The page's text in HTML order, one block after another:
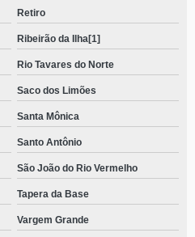
Retiro
Ribeirão da Ilha[1]
Rio Tavares do Norte
Saco dos Limões
Santa Mônica
Santo Antônio
São João do Rio Vermelho
Tapera da Base
Vargem Grande